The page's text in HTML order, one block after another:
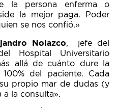
la persona enferma o
la mejor paga. Poder
se nos confió.»
Nolazco, jefe del
Hospital Universitario
allá de cuánto dure la
del paciente. Cada
propio mar de dudas (y
a la consulta».